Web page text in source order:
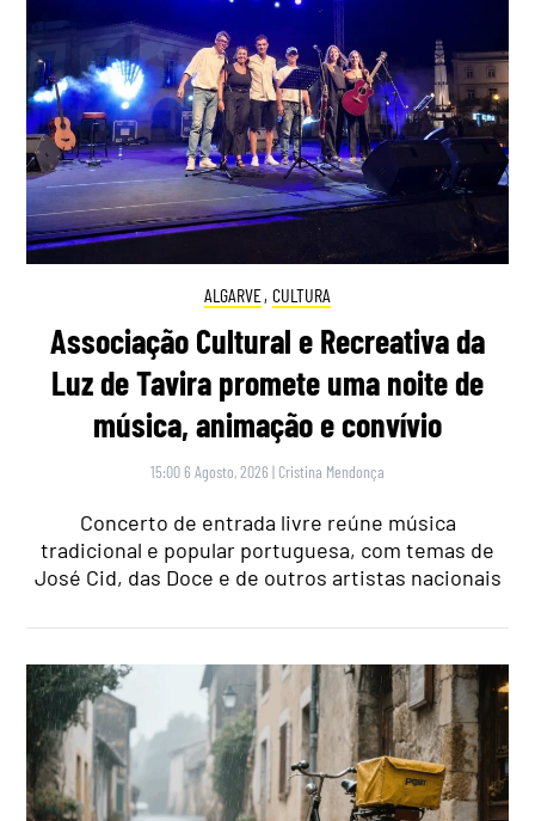
ALGARVE, CULTURA
Associação Cultural e Recreativa da
Luz de Tavira promete uma noite de
música, animação e convívio
15:00 6 Agosto, 2026 | Cristina Mendonça
Concerto de entrada livre reúne música
tradicional e popular portuguesa, com temas de
José Cid, das Doce e de outros artistas nacionais